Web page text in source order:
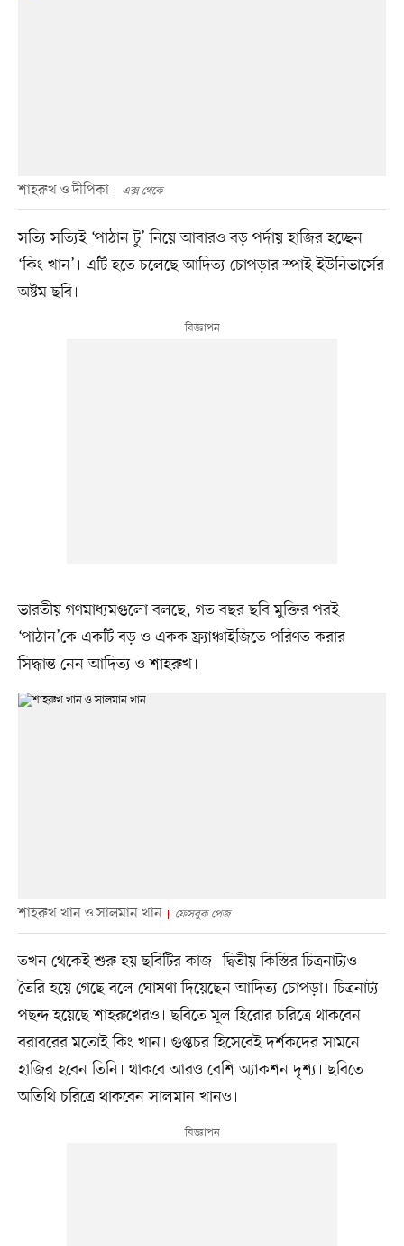
শাহরুখ ও দীপিকা এক্স থেকে
সত্যি সত্যিই ‘পাঠান টু’ নিয়ে আবারও বড় পর্দায় হাজির হচ্ছেন
‘কিং খান’। এটি হতে চলেছে আদিত্য চোপড়ার স্পাই ইউনিভার্সের
অষ্টম ছবি।
ভারতীয় গণমাধ্যমগুলো বলছে, গত বছর ছবি মুক্তির পরই
‘পাঠান’কে একটি বড় ও একক ফ্র্যাঞ্চাইজিতে পরিণত করার
সিদ্ধান্ত নেন আদিত্য ও শাহরুখ।
শাহরুখ খান ও সালমান খান ফেসবুক পেজ
তখন থেকেই শুরু হয় ছবিটির কাজ। দ্বিতীয় কিস্তির চিত্রনাট্যও
তৈরি হয়ে গেছে বলে ঘোষণা দিয়েছেন আদিত্য চোপড়া। চিত্রনাট্য
পছন্দ হয়েছে শাহরুখেরও। ছবিতে মূল হিরোর চরিত্রে থাকবেন
বরাবরের মতোই কিং খান। গুপ্তচর হিসেবেই দর্শকদের সামনে
হাজির হবেন তিনি। থাকবে আরও বেশি অ্যাকশন দৃশ্য। ছবিতে
অতিথি চরিত্রে থাকবেন সালমান খানও।